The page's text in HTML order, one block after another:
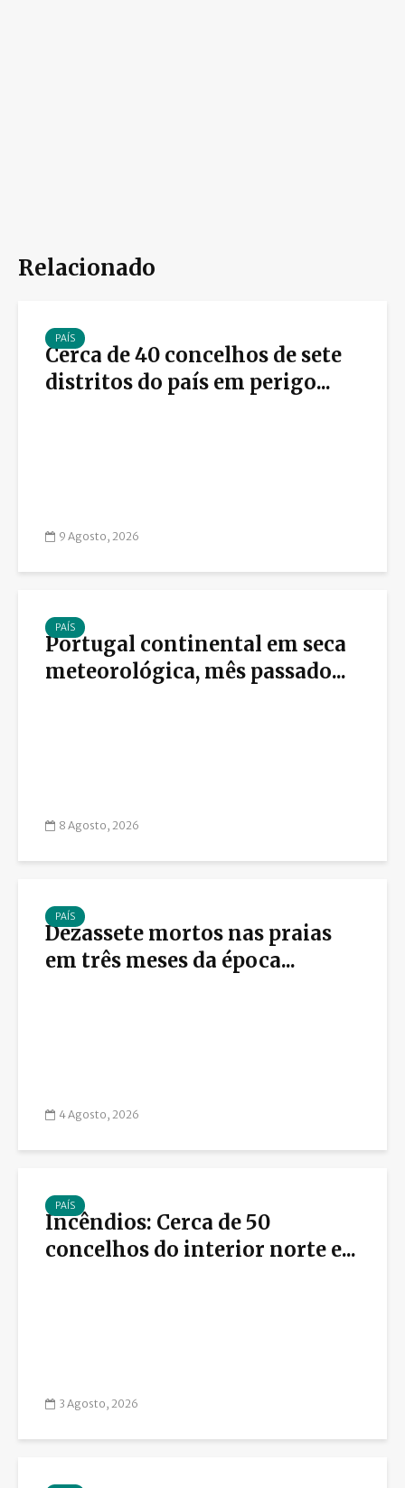
Relacionado
PAÍS
Cerca de 40 concelhos de sete
distritos do país em perigo...
9 Agosto, 2026
PAÍS
Portugal continental em seca
meteorológica, mês passado...
8 Agosto, 2026
PAÍS
Dezassete mortos nas praias
em três meses da época...
4 Agosto, 2026
PAÍS
Incêndios: Cerca de 50
concelhos do interior norte e...
3 Agosto, 2026